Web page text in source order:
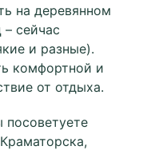
на деревянном
сейчас
и разные).
комфортной и
от отдыха.